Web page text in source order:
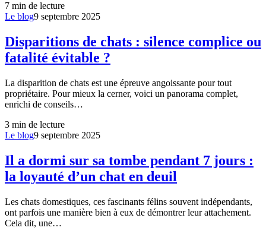
7 min de lecture
Le blog9 septembre 2025
Disparitions de chats : silence complice ou
fatalité évitable ?
La disparition de chats est une épreuve angoissante pour tout
propriétaire. Pour mieux la cerner, voici un panorama complet,
enrichi de conseils…
3 min de lecture
Le blog9 septembre 2025
Il a dormi sur sa tombe pendant 7 jours :
la loyauté d’un chat en deuil
Les chats domestiques, ces fascinants félins souvent indépendants,
ont parfois une manière bien à eux de démontrer leur attachement.
Cela dit, une…